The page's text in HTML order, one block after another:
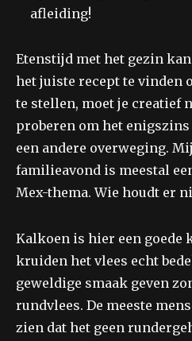
afleiding!
Etenstijd met het gezin
het juiste recept te vinden
te stellen, moet je creatief
proberen om het
een andere overweging.
familieavond is meestal
Mex-thema. Wie houdt er
Kalkoen is hier een goede
kruiden het vlees echt
geweldige smaak geven
rundvlees. De meeste
zien dat het geen